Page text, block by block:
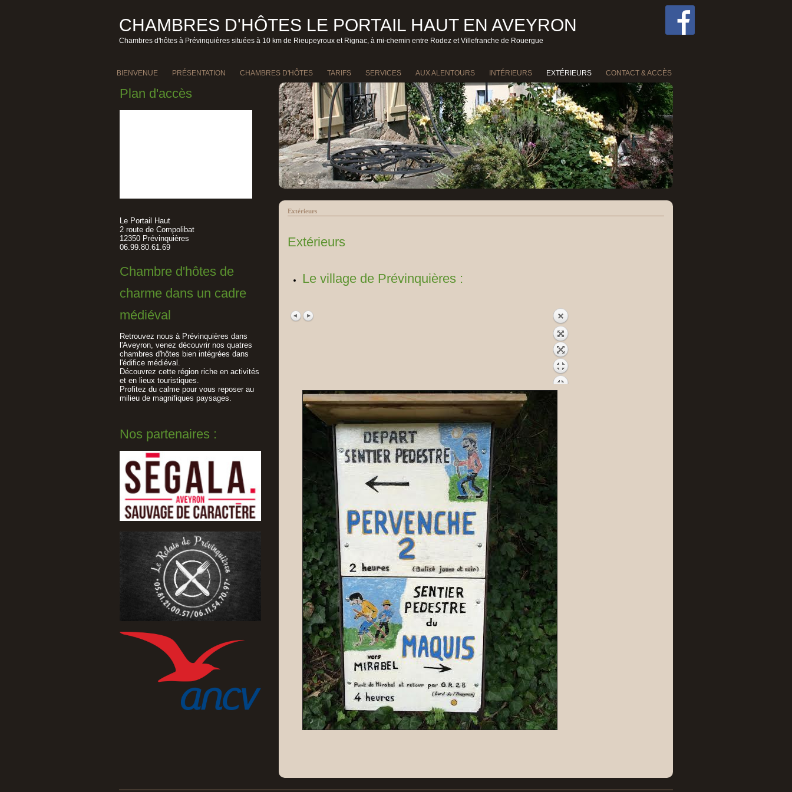
CHAMBRES D'HÔTES LE PORTAIL HAUT EN AVEYRON
Chambres d'hôtes à Prévinquières situées à 10 km de Rieupeyroux et Rignac, à mi-chemin entre Rodez et Villefranche de Rouergue
BIENVENUE PRÉSENTATION CHAMBRES D'HÔTES TARIFS SERVICES AUX ALENTOURS INTÉRIEURS EXTÉRIEURS CONTACT & ACCÈS
Plan d'accès
Le Portail Haut
2 route de Compolibat
12350 Prévinquières
06.99.80.61.69
Chambre d'hôtes de
charme dans un cadre
médiéval
Retrouvez nous à Prévinquières dans
l'Aveyron, venez découvrir nos quatres
chambres d'hôtes bien intégrées dans
l'édifice médiéval.
Découvrez cette région riche en activités
et en lieux touristiques.
Profitez du calme pour vous reposer au
milieu de magnifiques paysages.
Nos partenaires :
Extérieurs
Extérieurs
Le village de Prévinquières :